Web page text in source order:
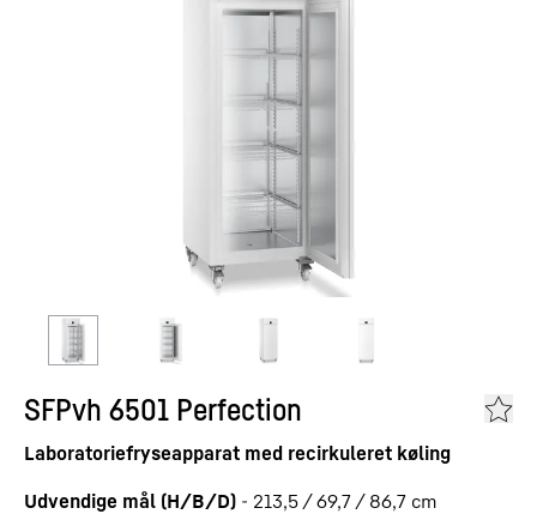
SFPvh 6501 Perfection
Laboratoriefryseapparat med recirkuleret køling
Udvendige mål (H/B/D) - 213,5 / 69,7 / 86,7 cm